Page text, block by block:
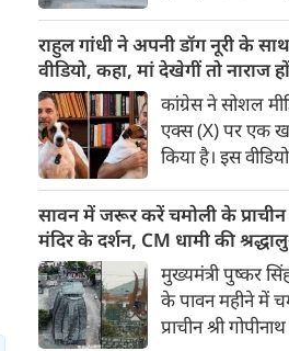
होने और कई
बारिश, जलभराव व
को लेकर चेतावनी
पश्चिम भारत के
लेकर उत्तर भारत के
क्षेत्रों में अगले 24
दौरान भारी से
का अलर्ट दिया
राहुल गांधी ने अपनी डॉग नूरी के
वीडियो, कहा, मां देखेगीं तो नाराज
मैनेज कर लेंगे
कांग्रेस ने सोशल
एक्स (X) पर एक
किया है। इस
सोनिया गांधी के
साथ समय बिताते
हैं। वीडियो के
बेजुबान जानवरों के
सम्मान और दया
अपील की है
सावन में जरूर करें चमोली के प्राचीन
मंदिर के दर्शन, CM धामी की
मुख्यमंत्री पुष्कर
के पावन महीने में
प्राचीन श्री